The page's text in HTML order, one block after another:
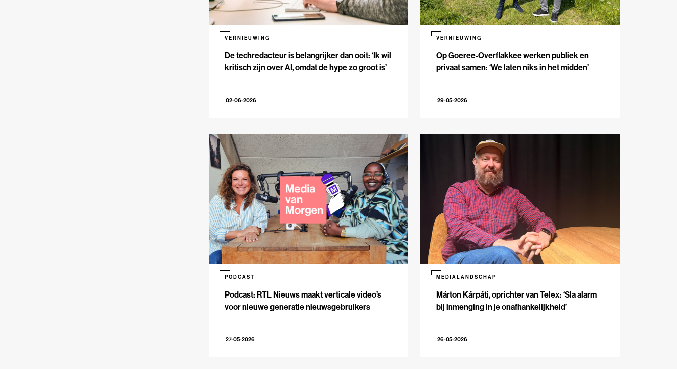
De techredacteur is belangrijker dan ooit: ‘Ik wil
kritisch zijn over AI, omdat de hype zo groot is’
VERNIEUWING
02-06-2026
Op Goeree-Overflakkee werken publiek en
privaat samen: ‘We laten niks in het midden’
VERNIEUWING
29-05-2026
Podcast: RTL Nieuws maakt verticale video’s
voor nieuwe generatie nieuwsgebruikers
PODCAST
27-05-2026
Márton Kárpáti, oprichter van Telex: ‘Sla alarm
bij inmenging in je onafhankelijkheid’
MEDIALANDSCHAP
26-05-2026